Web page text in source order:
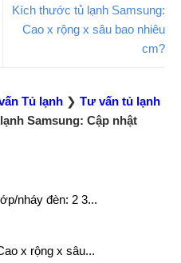
Kích thước tủ lạnh Samsung:
Cao x rộng x sâu bao nhiêu
cm?
Tủ lạnh ❯ Tư vấn tủ lạnh
Samsung: Cập nhật
nháy đèn: 2 3...
x rộng x sâu...